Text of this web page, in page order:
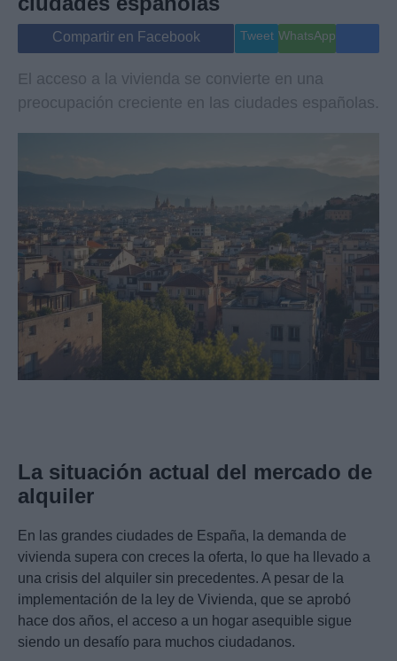
Viajes
Gente
Musica
Compartir en Facebook Tweet WhatsApp
El acceso a la vivienda se convierte en una
preocupación creciente en las ciudades españolas.
La situación actual del mercado de
alquiler
En las grandes ciudades de España, la demanda de
vivienda supera con creces la oferta, lo que ha llevado a
una crisis del alquiler sin precedentes. A pesar de la
implementación de la ley de Vivienda, que se aprobó
hace dos años, el acceso a un hogar asequible sigue
siendo un desafío para muchos ciudadanos.